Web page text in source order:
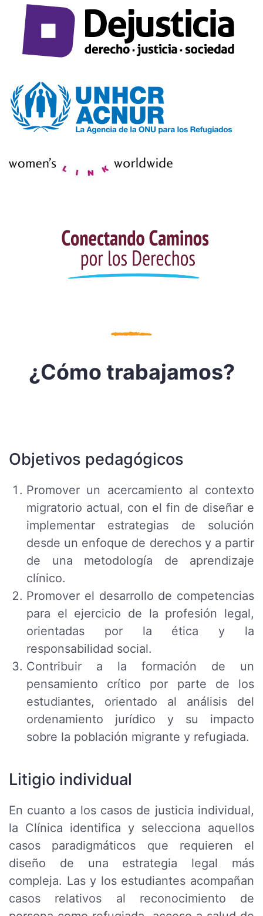
¿Cómo trabajamos?
Objetivos pedagógicos
Promover un acercamiento al contexto
migratorio actual, con el fin de diseñar e
implementar estrategias de solución
desde un enfoque de derechos y a partir
de una metodología de aprendizaje
clínico.
Promover el desarrollo de competencias
para el ejercicio de la profesión legal,
orientadas por la ética y la
responsabilidad social.
Contribuir a la formación de un
pensamiento crítico por parte de los
estudiantes, orientado al análisis del
ordenamiento jurídico y su impacto
sobre la población migrante y refugiada.
Litigio individual
En cuanto a los casos de justicia individual,
la Clínica identifica y selecciona aquellos
casos paradigmáticos que requieren el
diseño de una estrategia legal más
compleja. Las y los estudiantes acompañan
casos relativos al reconocimiento de